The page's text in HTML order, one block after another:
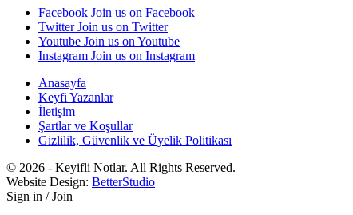
Facebook Join us on Facebook
Twitter Join us on Twitter
Youtube Join us on Youtube
Instagram Join us on Instagram
Anasayfa
Keyfi Yazanlar
İletişim
Şartlar ve Koşullar
Gizlilik, Güvenlik ve Üyelik Politikası
© 2026 - Keyifli Notlar. All Rights Reserved.
Website Design: BetterStudio
Sign in / Join